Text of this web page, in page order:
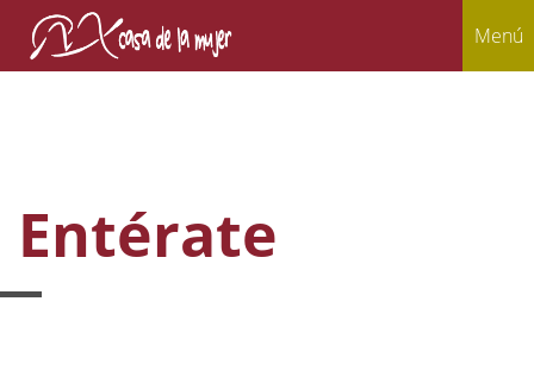
Menú
Entérate